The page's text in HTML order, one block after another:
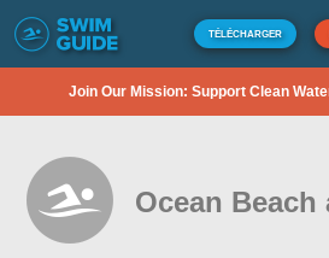
TÉLÉCHARGER
Join Our Mission: Support Clean
Ocean Beach